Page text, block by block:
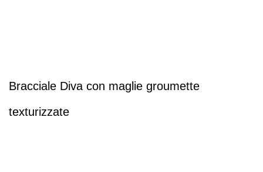
Bracciale Diva con maglie groumette
texturizzate